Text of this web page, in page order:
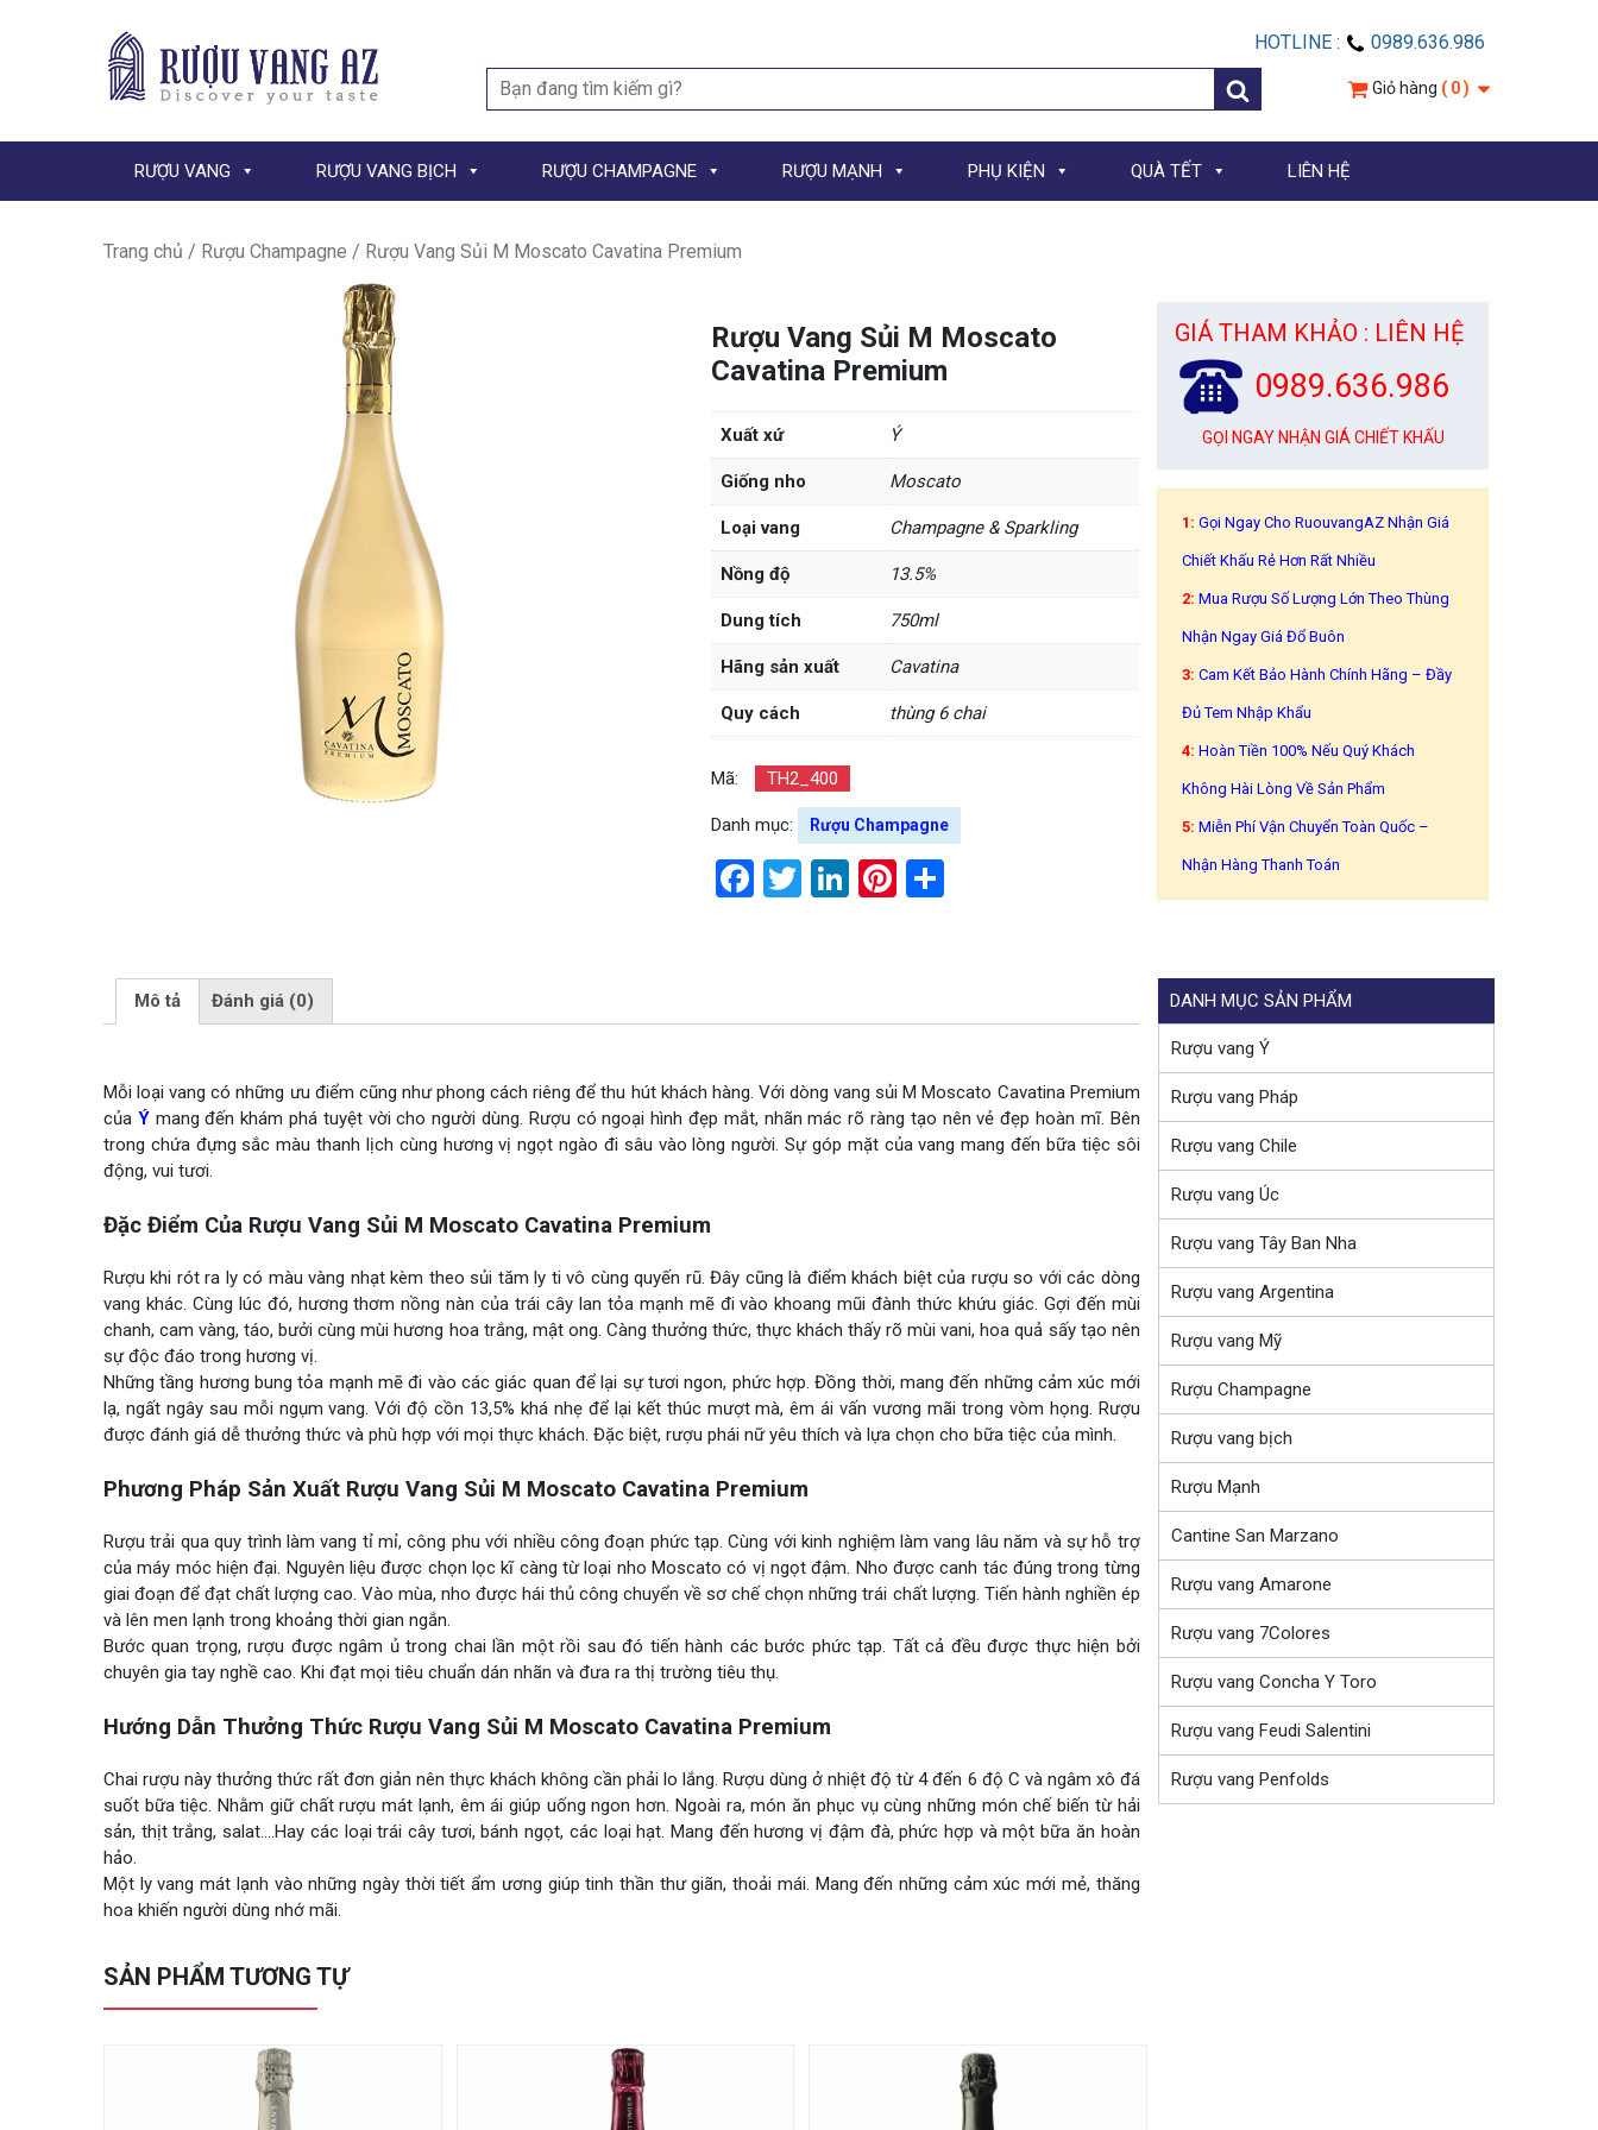
HOTLINE :
0989.636.986
Search
for:
Giỏ hàng ( 0 )
RƯỢU VANG RƯỢU VANG BỊCH RƯỢU CHAMPAGNE RƯỢU MẠNH PHỤ KIỆN QUÀ TẾT LIÊN HỆ
Trang chủ / Rượu Champagne / Rượu Vang Sủi M Moscato Cavatina Premium
Rượu Vang Sủi M Moscato
Cavatina Premium
Xuất xứ Ý
Giống nho Moscato
Loại vang Champagne & Sparkling
Nồng độ 13.5%
Dung tích 750ml
Hãng sản xuất Cavatina
Quy cách thùng 6 chai
Mã: TH2_400
Danh mục: Rượu Champagne
Facebook
Twitter
LinkedIn
Pinterest
GIÁ THAM KHẢO : LIÊN HỆ
0989.636.986
GỌI NGAY NHẬN GIÁ CHIẾT KHẤU
1:Gọi Ngay Cho RuouvangAZ Nhận Giá
Chiết Khấu Rẻ Hơn Rất Nhiều
2:Mua Rượu Số Lượng Lớn Theo Thùng
Nhận Ngay Giá Đổ Buôn
3: Cam Kết Bảo Hành Chính Hãng – Đầy
Đủ Tem Nhập Khẩu
4:Hoàn Tiền 100% Nếu Quý Khách
Không Hài Lòng Về Sản Phẩm
5: Miễn Phí Vận Chuyển Toàn Quốc –
Nhận Hàng Thanh Toán
Mô tả Đánh giá (0)
Mỗi loại vang có những ưu điểm cũng như phong cách riêng để thu hút khách hàng. Với dòng vang sủi M Moscato Cavatina Premium
của Ý mang đến khám phá tuyệt vời cho người dùng. Rượu có ngoại hình đẹp mắt, nhãn mác rõ ràng tạo nên vẻ đẹp hoàn mĩ. Bên
trong chứa đựng sắc màu thanh lịch cùng hương vị ngọt ngào đi sâu vào lòng người. Sự góp mặt của vang mang đến bữa tiệc sôi
động, vui tươi.
Đặc Điểm Của Rượu Vang Sủi M Moscato Cavatina Premium
Rượu khi rót ra ly có màu vàng nhạt kèm theo sủi tăm ly ti vô cùng quyến rũ. Đây cũng là điểm khách biệt của rượu so với các dòng
vang khác. Cùng lúc đó, hương thơm nồng nàn của trái cây lan tỏa mạnh mẽ đi vào khoang mũi đành thức khứu giác. Gợi đến mùi
chanh, cam vàng, táo, bưởi cùng mùi hương hoa trắng, mật ong. Càng thưởng thức, thực khách thấy rõ mùi vani, hoa quả sấy tạo nên
sự độc đáo trong hương vị.
Những tầng hương bung tỏa mạnh mẽ đi vào các giác quan để lại sự tươi ngon, phức hợp. Đồng thời, mang đến những cảm xúc mới
lạ, ngất ngây sau mỗi ngụm vang. Với độ cồn 13,5% khá nhẹ để lại kết thúc mượt mà, êm ái vấn vương mãi trong vòm họng. Rượu
được đánh giá dễ thưởng thức và phù hợp với mọi thực khách. Đặc biệt, rượu phái nữ yêu thích và lựa chọn cho bữa tiệc của mình.
Phương Pháp Sản Xuất Rượu Vang Sủi M Moscato Cavatina Premium
Rượu trải qua quy trình làm vang tỉ mỉ, công phu với nhiều công đoạn phức tạp. Cùng với kinh nghiệm làm vang lâu năm và sự hỗ trợ
của máy móc hiện đại. Nguyên liệu được chọn lọc kĩ càng từ loại nho Moscato có vị ngọt đậm. Nho được canh tác đúng trong từng
giai đoạn để đạt chất lượng cao. Vào mùa, nho được hái thủ công chuyển về sơ chế chọn những trái chất lượng. Tiến hành nghiền ép
và lên men lạnh trong khoảng thời gian ngắn.
Bước quan trọng, rượu được ngâm ủ trong chai lần một rồi sau đó tiến hành các bước phức tạp. Tất cả đều được thực hiện bởi
chuyên gia tay nghề cao. Khi đạt mọi tiêu chuẩn dán nhãn và đưa ra thị trường tiêu thụ.
Hướng Dẫn Thưởng Thức Rượu Vang Sủi M Moscato Cavatina Premium
Chai rượu này thưởng thức rất đơn giản nên thực khách không cần phải lo lắng. Rượu dùng ở nhiệt độ từ 4 đến 6 độ C và ngâm xô đá
suốt bữa tiệc. Nhằm giữ chất rượu mát lạnh, êm ái giúp uống ngon hơn. Ngoài ra, món ăn phục vụ cùng những món chế biến từ hải
sản, thịt trắng, salat….Hay các loại trái cây tươi, bánh ngọt, các loại hạt. Mang đến hương vị đậm đà, phức hợp và một bữa ăn hoàn
hảo.
Một ly vang mát lạnh vào những ngày thời tiết ẩm ương giúp tinh thần thư giãn, thoải mái. Mang đến những cảm xúc mới mẻ, thăng
hoa khiến người dùng nhớ mãi.
DANH MỤC SẢN PHẨM
Rượu vang Ý
Rượu vang Pháp
Rượu vang Chile
Rượu vang Úc
Rượu vang Tây Ban Nha
Rượu vang Argentina
Rượu vang Mỹ
Rượu Champagne
Rượu vang bịch
Rượu Mạnh
Cantine San Marzano
Rượu vang Amarone
Rượu vang 7Colores
Rượu vang Concha Y Toro
Rượu vang Feudi Salentini
Rượu vang Penfolds
SẢN PHẨM TƯƠNG TỰ